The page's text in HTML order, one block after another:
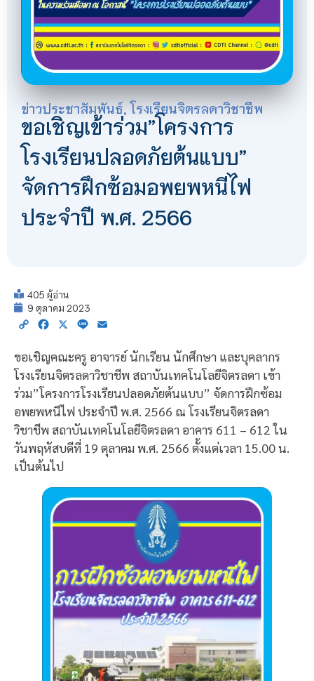
ข่าวประชาสัมพันธ์,โรงเรียนจิตรลดาวิชาชีพ
ขอเชิญเข้าร่วม”โครงการ
โรงเรียนปลอดภัยต้นแบบ”
จัดการฝึกซ้อมอพยพหนีไฟ
ประจำปี พ.ศ. 2566
405 ผู้อ่าน
9 ตุลาคม 2023
Copy Facebook
X Line
ขอเชิญคณะครู อาจารย์ นักเรียน นักศึกษา และบุคลากร
โรงเรียนจิตรลดาวิชาชีพ สถาบันเทคโนโลยีจิตรลดา เข้า
ร่วม”โครงการโรงเรียนปลอดภัยต้นแบบ” จัดการฝึกซ้อม
อพยพหนีไฟ ประจำปี พ.ศ. 2566 ณ โรงเรียนจิตรลดา
วิชาชีพ สถาบันเทคโนโลยีจิตรลดา อาคาร 611 – 612 ใน
วันพฤหัสบดีที่ 19 ตุลาคม พ.ศ. 2566 ตั้งแต่เวลา 15.00 น.
เป็นต้นไป